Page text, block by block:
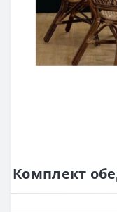
Комплект